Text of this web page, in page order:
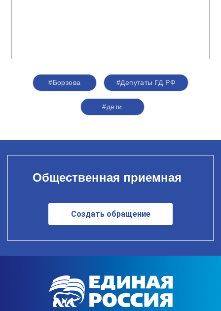
#Борзова #Депутаты ГД РФ
#дети
Общественная приемная
Создать обращение